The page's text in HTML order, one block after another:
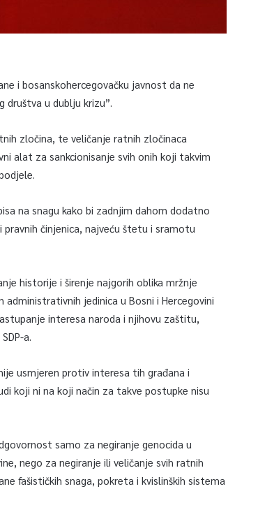
i bosanskohercegovačku javnost da ne
društva u dublju krizu”.
zločina, te veličanje ratnih zločinaca
alat za sankcionisanje svih onih koji takvim
na snagu kako bi zadnjim dahom dodatno
činjenica, najveću štetu i sramotu
historije i širenje najgorih oblika mržnje
jedinica u Bosni i Hercegovini
interesa naroda i njihovu zaštitu,
a.
usmjeren protiv interesa tih građana i
koji ni na koji način za takve postupke nisu
samo za negiranje genocida u
nego za negiranje ili veličanje svih ratnih
fašističkih snaga, pokreta i kvislinških sistema